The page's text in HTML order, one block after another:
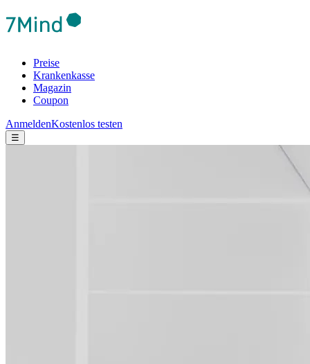
Preise
Krankenkasse
Magazin
Coupon
AnmeldenKostenlos testen
☰